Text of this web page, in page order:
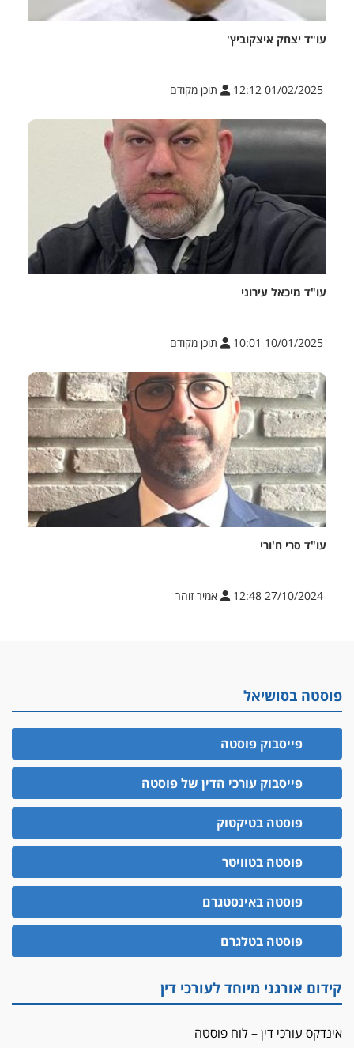
עו"ד יצחק איצקוביץ'
01/02/2025 12:12 תוכן מקודם
עו"ד מיכאל עירוני
10/01/2025 10:01 תוכן מקודם
עו"ד סרי ח'ורי
27/10/2024 12:48 אמיר זוהר
פוסטה בסושיאל
פייסבוק פוסטה
פייסבוק עורכי הדין של פוסטה
פוסטה בטיקטוק
פוסטה בטוויטר
פוסטה באינסטגרם
פוסטה בטלגרם
קידום אורגני מיוחד לעורכי דין
אינדקס עורכי דין – לוח פוסטה